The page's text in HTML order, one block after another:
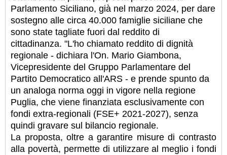
Parlamento Siciliano, già nel marzo 2024, per dare
sostegno alle circa 40.000 famiglie siciliane che
sono state tagliate fuori dal reddito di
cittadinanza. "L'ho chiamato reddito di dignità
regionale - dichiara l'On. Mario Giambona,
Vicepresidente del Gruppo Parlamentare del
Partito Democratico all'ARS - e prende spunto da
un analoga norma oggi in vigore nella regione
Puglia, che viene finanziata esclusivamente con
fondi extra-regionali (FSE+ 2021-2027), senza
quindi gravare sul bilancio regionale.
La proposta, oltre a garantire misure di contrasto
alla povertà, permette di utilizzare al meglio i fondi